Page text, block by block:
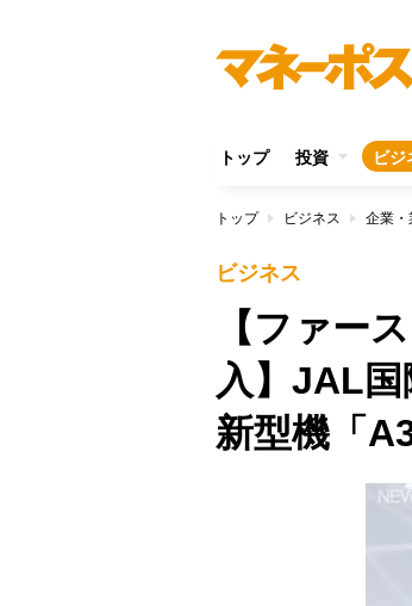
トップ 投資 ビジ
トップ ビジネス 企業・
ビジネス
【ファー
入】JAL
新型機「